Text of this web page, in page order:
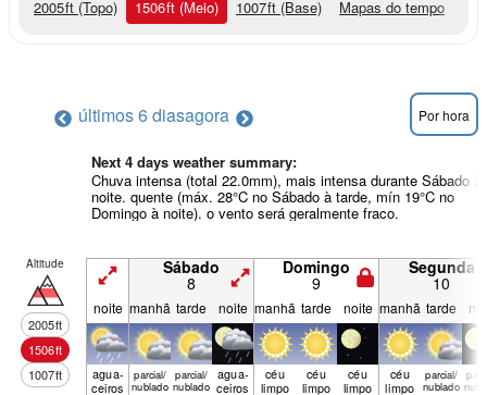
2005ft (Topo) 1506ft (Meio) 1007ft (Base) Mapas do tempo
últimos 6 diasagora Por hora
Next 4 days weather summary:
Chuva intensa (total 22.0mm), mais intensa durante Sábado à
noite. quente (máx. 28°C no Sábado à tarde, mín 19°C no
Domingo à noite). o vento será geralmente fraco.
Altitude
2005ft
1506ft
1007ft
Sábado
8
Domingo
9
Segunda
10
noite manhã tarde noite manhã tarde noite manhã tarde
agua­
ceiros
parcial/
nublado
parcial/
nublado
agua­
ceiros
céu
limpo
céu
limpo
céu
limpo
céu
limpo
parcial/
nublado